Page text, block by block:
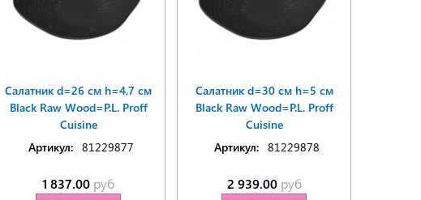
Салатник d=26 см h=4,7 см
Black Raw Wood=P.L. Proff
Cuisine
Артикул: 81229877
1 837.00 руб
Салатник d=30 см h=5 см
Black Raw Wood=P.L. Proff
Cuisine
Артикул: 81229878
2 939.00 руб